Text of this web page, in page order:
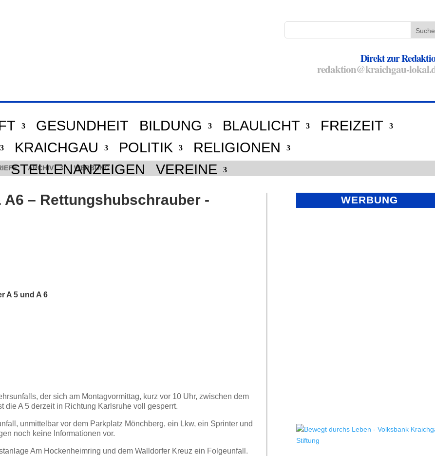
Direkt zur
redaktion@kraichgau-
GESUNDHEIT BILDUNG BLAULICHT
FREIZEIT
KRAICHGAU POLITIK
RELIGIONEN
STELLENANZEIGEN VEREINE
ARCHIV WERBUNG
– Rettungshubschrauber -
A 5 und A 6
der sich am Montagvormittag, kurz vor 10 Uhr, zwischen dem
die A 5 derzeit in Richtung Karlsruhe voll gesperrt.
unmittelbar vor dem Parkplatz Mönchberg, ein Lkw, ein Sprinter und
noch keine Informationen vor.
Am Hockenheimring und dem Walldorfer Kreuz ein Folgeunfall.
WERBUNG